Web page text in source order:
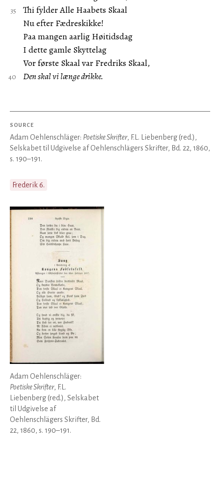
Thi fylder Alle Haabets Skaal
Nu efter Fædreskikke!
Paa mangen aarlig Høitidsdag
I dette gamle Skyttelag
Vor første Skaal var Fredriks Skaal,
Den skal vi længe drikke.
SOURCE
Adam Oehlenschläger: Poetiske Skrifter, F.L. Liebenberg (red.),
Selskabet til Udgivelse af Oehlenschlägers Skrifter, Bd. 22, 1860,
s. 190–191.
Frederik 6.
Adam Oehlenschläger:
Poetiske Skrifter, F.L.
Liebenberg (red.), Selskabet
til Udgivelse af
Oehlenschlägers Skrifter, Bd.
22, 1860, s. 190–191.